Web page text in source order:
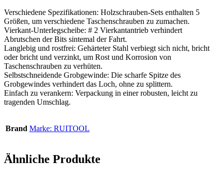
Verschiedene Spezifikationen: Holzschrauben-Sets enthalten 5
Größen, um verschiedene Taschenschrauben zu zumachen.
Vierkant-Unterlegscheibe: # 2 Vierkantantrieb verhindert
Abrutschen der Bits sintemal der Fahrt.
Langlebig und rostfrei: Gehärteter Stahl verbiegt sich nicht, bricht
oder bricht und verzinkt, um Rost und Korrosion von
Taschenschrauben zu verhüten.
Selbstschneidende Grobgewinde: Die scharfe Spitze des
Grobgewindes verhindert das Loch, ohne zu splittern.
Einfach zu verankern: Verpackung in einer robusten, leicht zu
tragenden Umschlag.
Brand Marke: RUITOOL
Ähnliche Produkte